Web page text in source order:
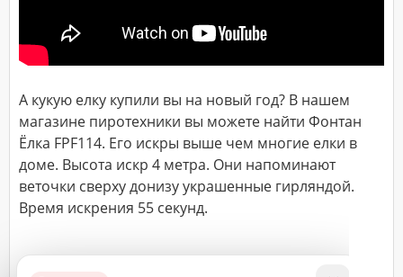
А кукую елку купили вы на новый год? В нашем
магазине пиротехники вы можете найти Фонтан
Ёлка FPF114. Его искры выше чем многие елки в
доме. Высота искр 4 метра. Они напоминают
веточки сверху донизу украшенные гирляндой.
Время искрения 55 секунд.
ДОСТАВКА
(город,
улица,
дом,
квартира),
время
доставки*